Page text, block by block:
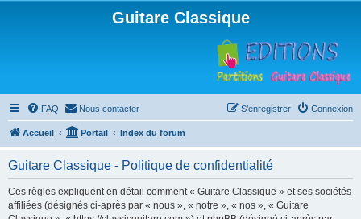
Guitare Classique
FAQ Nous contacter Connexion
S’enregistrer
Accueil Portail Index du forum
Guitare Classique - Politique de confidentialité
Ces règles expliquent en détail comment « Guitare Classique » et ses sociétés
affiliées (désignés ci-après par « nous », « notre », « nos », « Guitare